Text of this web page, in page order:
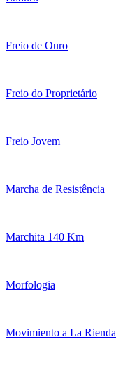
Freio de Ouro
Freio do Proprietário
Freio Jovem
Marcha de Resistência
Marchita 140 Km
Morfologia
Movimiento a La Rienda